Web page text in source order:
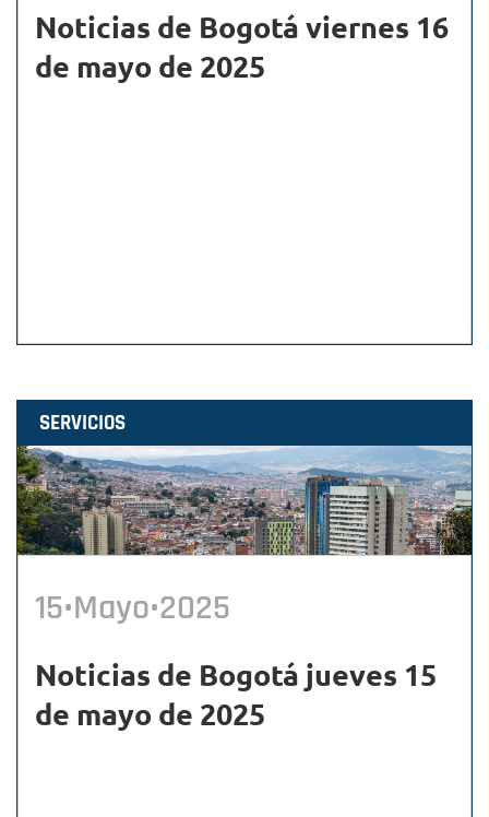
Noticias de Bogotá viernes 16
de mayo de 2025
SERVICIOS
15•Mayo•2025
Noticias de Bogotá jueves 15
de mayo de 2025